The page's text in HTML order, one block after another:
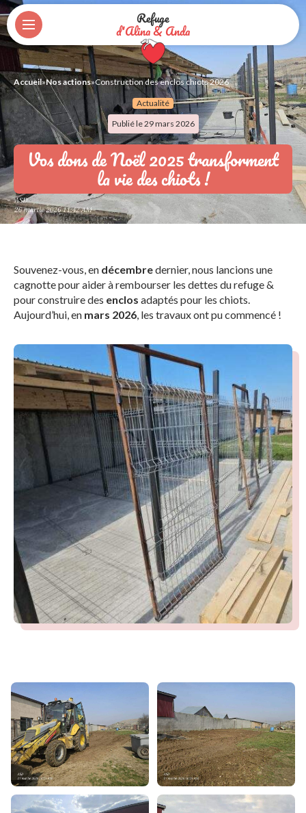
Refuge
d'Alina & Anda
Accueil»Nos actions»Construction des enclos chiots 2026
Actualité
Publié le 29 mars 2026
Vos dons de Noël 2025 transforment
la vie des chiots !
Souvenez-vous, en décembredernier, nous lancions une
cagnotte pour aider à rembourser les dettes du refuge &
pour construire des enclos adaptés pour les chiots.
Aujourd’hui, en mars 2026, les travaux ont pu commencé !